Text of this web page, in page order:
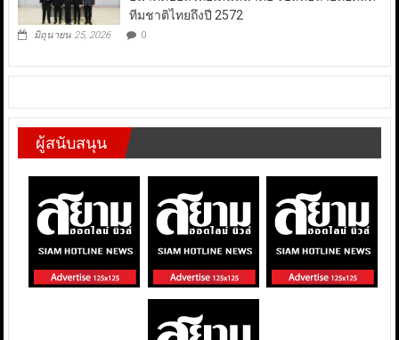
ทีมชาติไทยถึงปี 2572
มิถุนายน 25, 2026 0
ผู้สนับสนุน